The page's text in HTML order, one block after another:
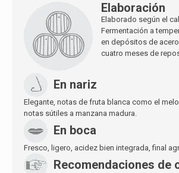
Elaboración
Elaborado según el
Fermentación a
en depósitos de
cuatro meses de
En nariz
Elegante, notas de fruta blanca como el
notas sútiles a manzana madura.
En boca
Fresco, ligero, acidez bien integrada, final
Recomendaciones de